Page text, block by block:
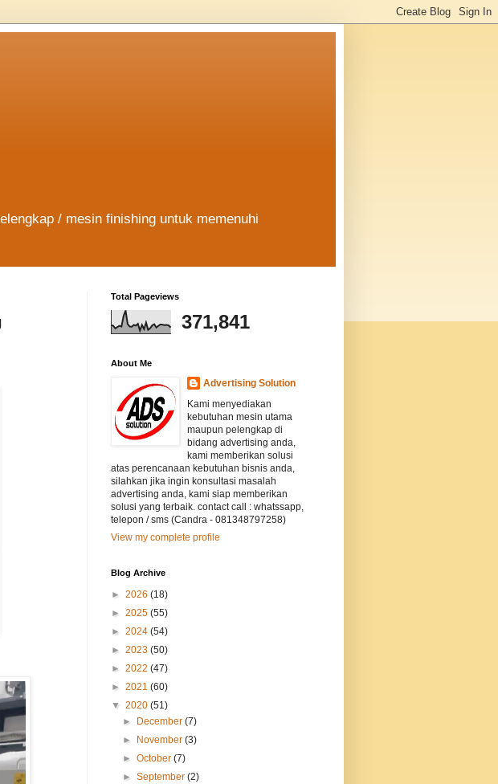
/ mesin finishing untuk memenuhi
Total Pageviews
371,841
About Me
Advertising Solution
Kami menyediakan
kebutuhan mesin utama
maupun pelengkap di
bidang advertising anda,
kami memberikan solusi
atas perencanaan kebutuhan bisnis anda,
silahkan jika ingin konsultasi masalah
advertising anda, kami siap memberikan
solusi yang terbaik. contact call : whatssapp,
telepon / sms (Candra - 081348797258)
View my complete profile
Blog Archive
► 2026 (18)
► 2025 (55)
► 2024 (54)
► 2023 (50)
► 2022 (47)
► 2021 (60)
▼ 2020 (51)
►
December(7)
►
November(3)
►October(7)
►September(2)